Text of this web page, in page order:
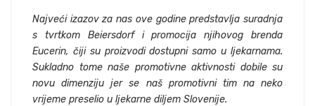
Najveći izazov za nas ove godine predstavlja suradnja
s tvrtkom Beiersdorf i promocija njihovog brenda
Eucerin, čiji su proizvodi dostupni samo u ljekarnama.
Sukladno tome naše promotivne aktivnosti dobile su
novu dimenziju jer se naš promotivni tim na neko
vrijeme preselio u ljekarne diljem Slovenije.